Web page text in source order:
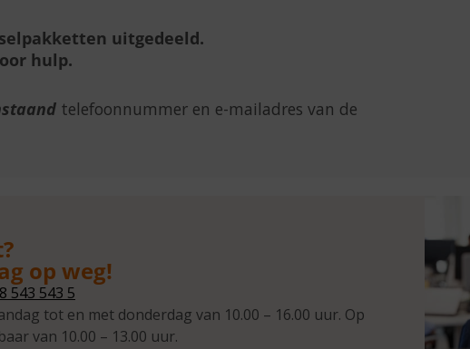
uitgedeeld.
hulp.
telefoonnummer en e-mailadres van de
op weg!
543 543 5
tot en met donderdag van 10.00 – 16.00 uur. Op
van 10.00 – 13.00 uur.